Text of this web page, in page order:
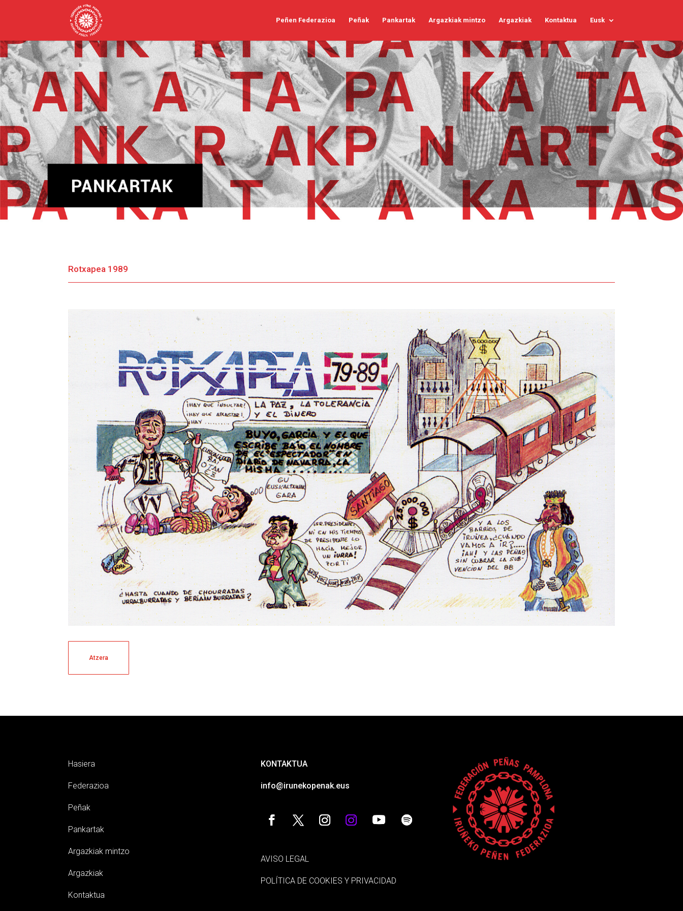
Peñen Federazioa Peñak Pankartak Argazkiak mintzo Argazkiak Kontaktua Eusk
Rotxapea 1989
Atzera
Hasiera
Federazioa
Peñak
Pankartak
Argazkiak mintzo
Argazkiak
Kontaktua
KONTAKTUA
info@irunekopenak.eus
AVISO LEGAL
POLÍTICA DE COOKIES Y PRIVACIDAD